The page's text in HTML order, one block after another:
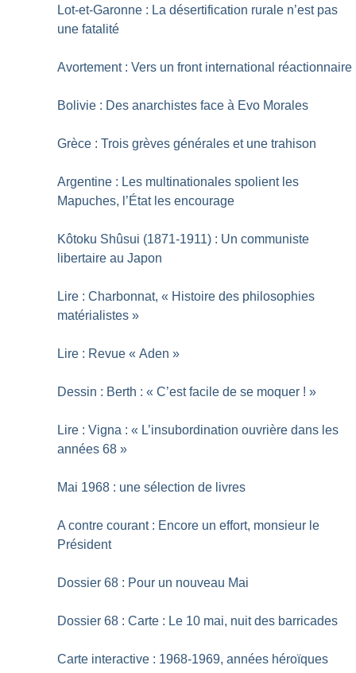
Lot-et-Garonne : La désertification rurale n’est pas
une fatalité
Avortement : Vers un front international réactionnaire
Bolivie : Des anarchistes face à Evo Morales
Grèce : Trois grèves générales et une trahison
Argentine : Les multinationales spolient les
Mapuches, l’État les encourage
Kôtoku Shûsui (1871-1911) : Un communiste
libertaire au Japon
Lire : Charbonnat, « Histoire des philosophies
matérialistes »
Lire : Revue « Aden »
Dessin : Berth : « C’est facile de se moquer ! »
Lire : Vigna : « L’insubordination ouvrière dans les
années 68 »
Mai 1968 : une sélection de livres
A contre courant : Encore un effort, monsieur le
Président
Dossier 68 : Pour un nouveau Mai
Dossier 68 : Carte : Le 10 mai, nuit des barricades
Carte interactive : 1968-1969, années héroïques